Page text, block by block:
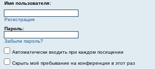
Имя пользователя:
Регистрация
Пароль:
Забыли пароль?
Автоматически входить при каждом посещении
Скрыть моё пребывание на конференции в этот раз